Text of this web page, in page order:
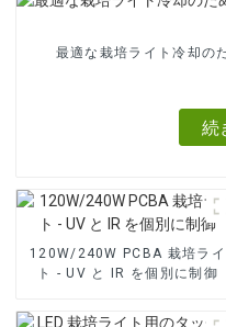
最適な栽培ライト冷却の
続
120W/240W PCBA 栽培ライ
ト - UV と IR を個別に制御